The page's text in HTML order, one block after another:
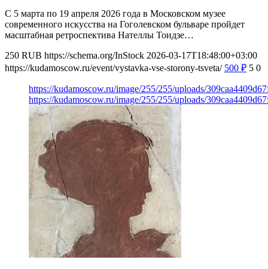
С 5 марта по 19 апреля 2026 года в Московском музее
современного искусства на Гоголевском бульваре пройдет
масштабная ретроспектива Нателлы Тоидзе…
250 RUB https://schema.org/InStock 2026-03-17T18:48:00+03:00
https://kudamoscow.ru/event/vystavka-vse-storony-tsveta/ 500 ₽ 5 0
https://kudamoscow.ru/image/255/255/uploads/
https://kudamoscow.ru/image/255/255/uploads/